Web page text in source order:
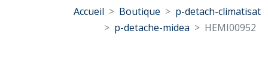
Accueil Boutique
p-detach-climatisat
p-detache-midea
HEMI00952